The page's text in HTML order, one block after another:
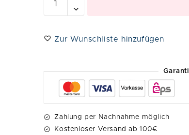
Zur Wunschliste hinzufügen
Zahlung per Nachnahme möglich
Kostenloser Versand ab 100€